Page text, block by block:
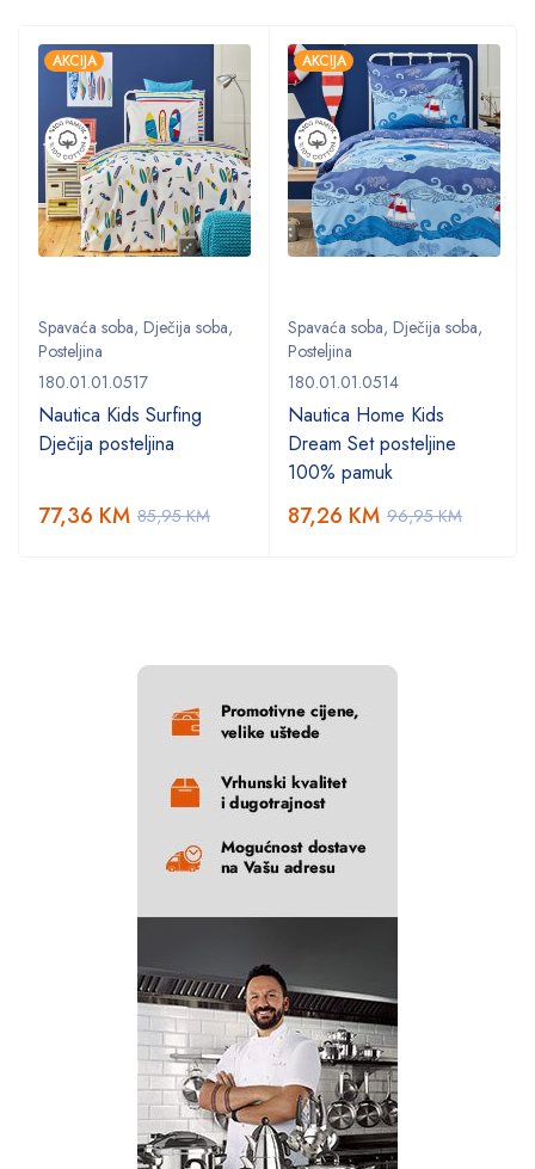
AKCIJA
Spavaća soba, Dječija soba,
Posteljina
180.01.01.0517
Nautica Kids Surfing
Dječija posteljina
85,95KM
77,36 KM
AKCIJA
Spavaća soba, Dječija soba,
Posteljina
180.01.01.0514
Nautica Home Kids
Dream Set posteljine
100% pamuk
96,95KM
87,26 KM